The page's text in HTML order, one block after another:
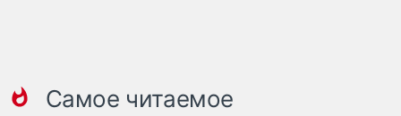
Самое читаемое